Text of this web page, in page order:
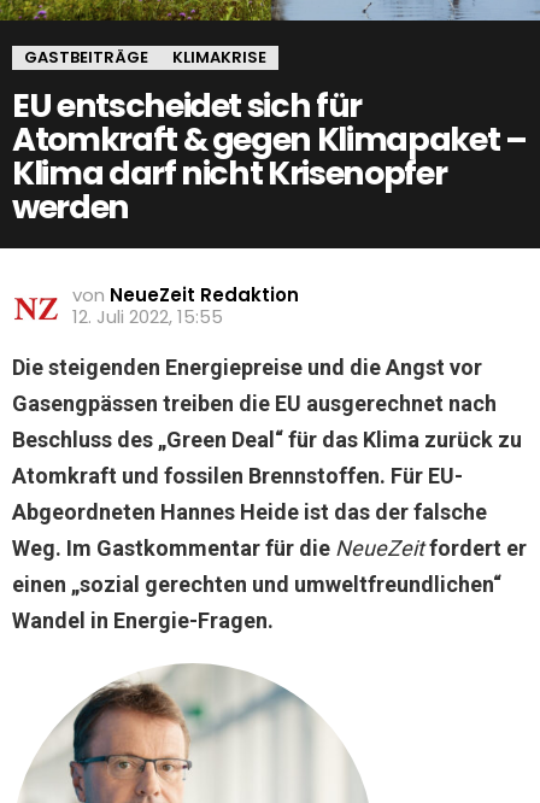
GASTBEITRÄGE KLIMAKRISE
EU entscheidet sich für
Atomkraft & gegen Klimapaket –
Klima darf nicht Krisenopfer
werden
von NeueZeit Redaktion
12. Juli 2022, 15:55
Die steigenden Energiepreise und die Angst vor
Gasengpässen treiben die EU ausgerechnet nach
Beschluss des „Green Deal“ für das Klima zurück zu
Atomkraft und fossilen Brennstoffen. Für EU-
Abgeordneten Hannes Heide ist das der falsche
Weg. Im Gastkommentar für die NeueZeitfordert er
einen „sozial gerechten und umweltfreundlichen“
Wandel in Energie-Fragen.